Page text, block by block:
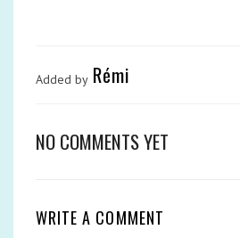
Added by Rémi
NO COMMENTS YET
WRITE A COMMENT